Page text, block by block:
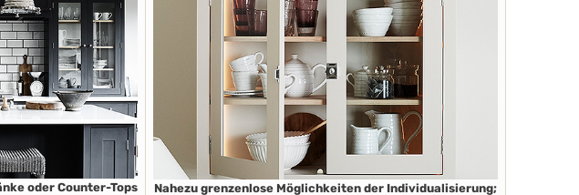
oder Counter-Tops
Nahezu grenzenlose Möglichkeiten der Individualisierung;